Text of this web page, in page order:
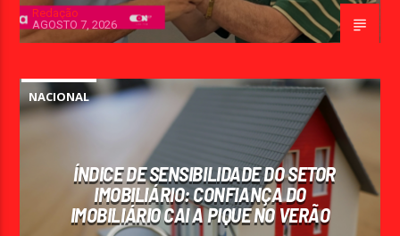
Redação
AGOSTO 7, 2026
NACIONAL
ÍNDICE DE SENSIBILIDADE DO SETOR
IMOBILIÁRIO: CONFIANÇA DO
IMOBILIÁRIO CAI A PIQUE NO VERÃO